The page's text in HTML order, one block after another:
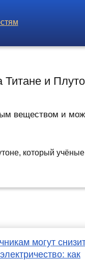
и
веществом и
могут
как